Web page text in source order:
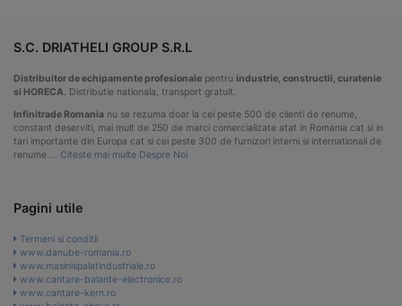
S.C. DRIATHELI GROUP S.R.L
Distribuitor de echipamente profesionale pentru industrie, constructii, curatenie
si HORECA . Distributie nationala, transport gratuit.
Infinitrade Romania nu se rezuma doar la cei peste 500 de clienti de renume,
constant deserviti, mai mult de 250 de marci comercializate atat in Romania cat si in
tari importante din Europa cat si cei peste 300 de furnizori interni si internationali de
renume … Citeste mai multe Despre Noi
Pagini utile
Termeni si conditii
www.danube-romania.ro
www.masinispalatindustriale.ro
www.cantare-balante-electronice.ro
www.cantare-kern.ro